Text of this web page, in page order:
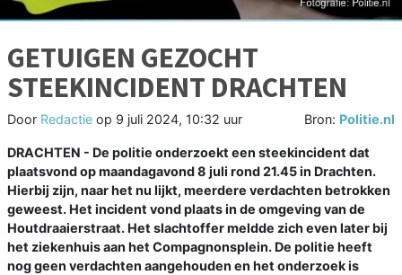
GETUIGEN GEZOCHT
STEEKINCIDENT DRACHTEN
Door Redactie op 9 juli 2024, 10:32 uur Bron: Politie.nl
DRACHTEN - De politie onderzoekt een steekincident dat
plaatsvond op maandagavond 8 juli rond 21.45 in Drachten.
Hierbij zijn, naar het nu lijkt, meerdere verdachten betrokken
geweest. Het incident vond plaats in de omgeving van de
Houtdraaierstraat. Het slachtoffer meldde zich even later bij
het ziekenhuis aan het Compagnonsplein. De politie heeft
nog geen verdachten aangehouden en het onderzoek is